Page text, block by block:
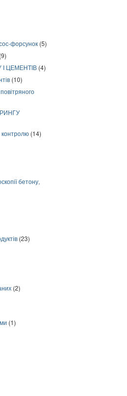
форсунок (5)
(9)
ЦЕМЕНТІВ (4)
(10)
контролю (14)
бетону,
(23)
(2)
(1)